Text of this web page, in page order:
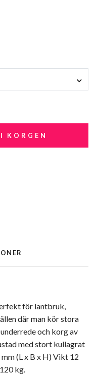
KORGEN
för lantbruk,
där man kör stora
och korg av
med stort kullagrat
(L x B x H) Vikt 12
kg.